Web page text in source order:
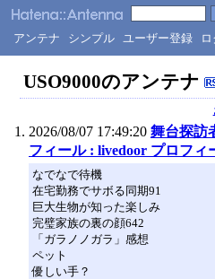
アンテナ シンプル ユーザー登録
USO9000のアンテナ
2026/08/07 17:49:20 舞台探訪
フィール : livedoor プロフィ
なでなで待機
在宅勤務でサボる同期91
巨大生物が知った楽しみ
完璧家族の裏の顔642
「ガラノノガラ」感想
ペット
優しい手？